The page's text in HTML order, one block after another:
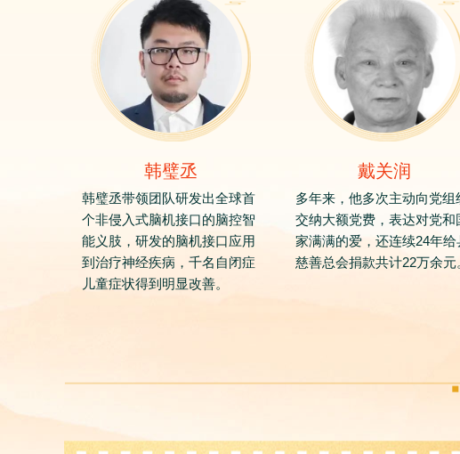
韩璧丞
韩璧丞带领团队研发出全球首
个非侵入式脑机接口的脑控智
能义肢，研发的脑机接口应用
到治疗神经疾病，千名自闭症
儿童症状得到明显改善。
戴关润
多年来，他多次主动向党组
交纳大额党费，表达对党和
家满满的爱，还连续24年给
慈善总会捐款共计22万余元